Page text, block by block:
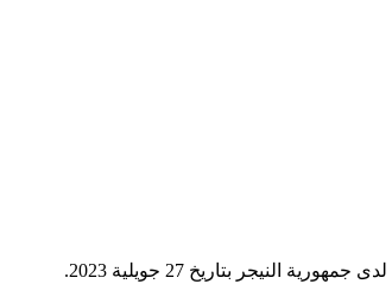
بتاريخ 27 جويلية 2023.